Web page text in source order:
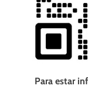
Para estar